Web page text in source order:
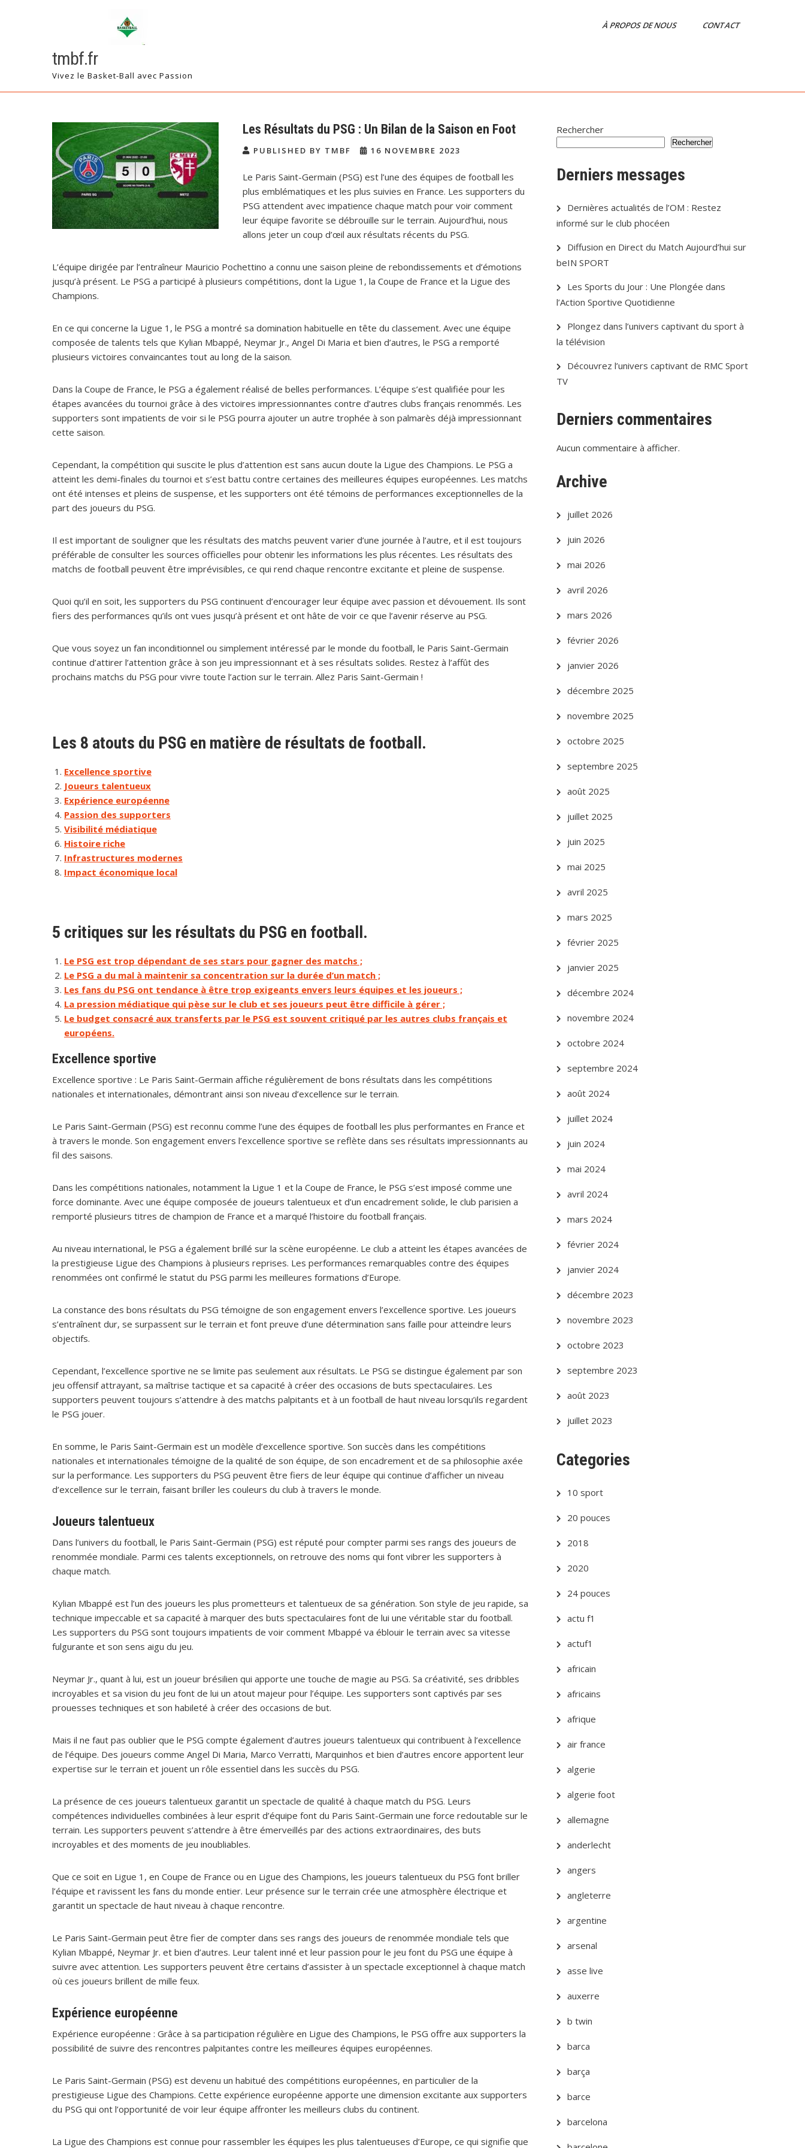
tmbf.fr
Vivez le Basket-Ball avec Passion
À PROPOS DE NOUS CONTACT
Les Résultats du PSG : Un Bilan de la Saison en Foot
PUBLISHED BY TMBF 16 NOVEMBRE 2023
Le Paris Saint-Germain (PSG) est l’une des équipes de football les
plus emblématiques et les plus suivies en France. Les supporters du
PSG attendent avec impatience chaque match pour voir comment
leur équipe favorite se débrouille sur le terrain. Aujourd’hui, nous
allons jeter un coup d’œil aux résultats récents du PSG.
L’équipe dirigée par l’entraîneur Mauricio Pochettino a connu une saison pleine de rebondissements et d’émotions
jusqu’à présent. Le PSG a participé à plusieurs compétitions, dont la Ligue 1, la Coupe de France et la Ligue des
Champions.
En ce qui concerne la Ligue 1, le PSG a montré sa domination habituelle en tête du classement. Avec une équipe
composée de talents tels que Kylian Mbappé, Neymar Jr., Angel Di Maria et bien d’autres, le PSG a remporté
plusieurs victoires convaincantes tout au long de la saison.
Dans la Coupe de France, le PSG a également réalisé de belles performances. L’équipe s’est qualifiée pour les
étapes avancées du tournoi grâce à des victoires impressionnantes contre d’autres clubs français renommés. Les
supporters sont impatients de voir si le PSG pourra ajouter un autre trophée à son palmarès déjà impressionnant
cette saison.
Cependant, la compétition qui suscite le plus d’attention est sans aucun doute la Ligue des Champions. Le PSG a
atteint les demi-finales du tournoi et s’est battu contre certaines des meilleures équipes européennes. Les matchs
ont été intenses et pleins de suspense, et les supporters ont été témoins de performances exceptionnelles de la
part des joueurs du PSG.
Il est important de souligner que les résultats des matchs peuvent varier d’une journée à l’autre, et il est toujours
préférable de consulter les sources officielles pour obtenir les informations les plus récentes. Les résultats des
matchs de football peuvent être imprévisibles, ce qui rend chaque rencontre excitante et pleine de suspense.
Quoi qu’il en soit, les supporters du PSG continuent d’encourager leur équipe avec passion et dévouement. Ils sont
fiers des performances qu’ils ont vues jusqu’à présent et ont hâte de voir ce que l’avenir réserve au PSG.
Que vous soyez un fan inconditionnel ou simplement intéressé par le monde du football, le Paris Saint-Germain
continue d’attirer l’attention grâce à son jeu impressionnant et à ses résultats solides. Restez à l’affût des
prochains matchs du PSG pour vivre toute l’action sur le terrain. Allez Paris Saint-Germain !
Les 8 atouts du PSG en matière de résultats de football.
Excellence sportive
Joueurs talentueux
Expérience européenne
Passion des supporters
Visibilité médiatique
Histoire riche
Infrastructures modernes
Impact économique local
5 critiques sur les résultats du PSG en football.
Le PSG est trop dépendant de ses stars pour gagner des matchs ;
Le PSG a du mal à maintenir sa concentration sur la durée d’un match ;
Les fans du PSG ont tendance à être trop exigeants envers leurs équipes et les joueurs ;
La pression médiatique qui pèse sur le club et ses joueurs peut être difficile à gérer ;
Le budget consacré aux transferts par le PSG est souvent critiqué par les autres clubs français et
européens.
Excellence sportive
Excellence sportive : Le Paris Saint-Germain affiche régulièrement de bons résultats dans les compétitions
nationales et internationales, démontrant ainsi son niveau d’excellence sur le terrain.
Le Paris Saint-Germain (PSG) est reconnu comme l’une des équipes de football les plus performantes en France et
à travers le monde. Son engagement envers l’excellence sportive se reflète dans ses résultats impressionnants au
fil des saisons.
Dans les compétitions nationales, notamment la Ligue 1 et la Coupe de France, le PSG s’est imposé comme une
force dominante. Avec une équipe composée de joueurs talentueux et d’un encadrement solide, le club parisien a
remporté plusieurs titres de champion de France et a marqué l’histoire du football français.
Au niveau international, le PSG a également brillé sur la scène européenne. Le club a atteint les étapes avancées de
la prestigieuse Ligue des Champions à plusieurs reprises. Les performances remarquables contre des équipes
renommées ont confirmé le statut du PSG parmi les meilleures formations d’Europe.
La constance des bons résultats du PSG témoigne de son engagement envers l’excellence sportive. Les joueurs
s’entraînent dur, se surpassent sur le terrain et font preuve d’une détermination sans faille pour atteindre leurs
objectifs.
Cependant, l’excellence sportive ne se limite pas seulement aux résultats. Le PSG se distingue également par son
jeu offensif attrayant, sa maîtrise tactique et sa capacité à créer des occasions de buts spectaculaires. Les
supporters peuvent toujours s’attendre à des matchs palpitants et à un football de haut niveau lorsqu’ils regardent
le PSG jouer.
En somme, le Paris Saint-Germain est un modèle d’excellence sportive. Son succès dans les compétitions
nationales et internationales témoigne de la qualité de son équipe, de son encadrement et de sa philosophie axée
sur la performance. Les supporters du PSG peuvent être fiers de leur équipe qui continue d’afficher un niveau
d’excellence sur le terrain, faisant briller les couleurs du club à travers le monde.
Joueurs talentueux
Dans l’univers du football, le Paris Saint-Germain (PSG) est réputé pour compter parmi ses rangs des joueurs de
renommée mondiale. Parmi ces talents exceptionnels, on retrouve des noms qui font vibrer les supporters à
chaque match.
Kylian Mbappé est l’un des joueurs les plus prometteurs et talentueux de sa génération. Son style de jeu rapide, sa
technique impeccable et sa capacité à marquer des buts spectaculaires font de lui une véritable star du football.
Les supporters du PSG sont toujours impatients de voir comment Mbappé va éblouir le terrain avec sa vitesse
fulgurante et son sens aigu du jeu.
Neymar Jr., quant à lui, est un joueur brésilien qui apporte une touche de magie au PSG. Sa créativité, ses dribbles
incroyables et sa vision du jeu font de lui un atout majeur pour l’équipe. Les supporters sont captivés par ses
prouesses techniques et son habileté à créer des occasions de but.
Mais il ne faut pas oublier que le PSG compte également d’autres joueurs talentueux qui contribuent à l’excellence
de l’équipe. Des joueurs comme Angel Di Maria, Marco Verratti, Marquinhos et bien d’autres encore apportent leur
expertise sur le terrain et jouent un rôle essentiel dans les succès du PSG.
La présence de ces joueurs talentueux garantit un spectacle de qualité à chaque match du PSG. Leurs
compétences individuelles combinées à leur esprit d’équipe font du Paris Saint-Germain une force redoutable sur le
terrain. Les supporters peuvent s’attendre à être émerveillés par des actions extraordinaires, des buts
incroyables et des moments de jeu inoubliables.
Que ce soit en Ligue 1, en Coupe de France ou en Ligue des Champions, les joueurs talentueux du PSG font briller
l’équipe et ravissent les fans du monde entier. Leur présence sur le terrain crée une atmosphère électrique et
garantit un spectacle de haut niveau à chaque rencontre.
Le Paris Saint-Germain peut être fier de compter dans ses rangs des joueurs de renommée mondiale tels que
Kylian Mbappé, Neymar Jr. et bien d’autres. Leur talent inné et leur passion pour le jeu font du PSG une équipe à
suivre avec attention. Les supporters peuvent être certains d’assister à un spectacle exceptionnel à chaque match
où ces joueurs brillent de mille feux.
Expérience européenne
Expérience européenne : Grâce à sa participation régulière en Ligue des Champions, le PSG offre aux supporters la
possibilité de suivre des rencontres palpitantes contre les meilleures équipes européennes.
Le Paris Saint-Germain (PSG) est devenu un habitué des compétitions européennes, en particulier de la
prestigieuse Ligue des Champions. Cette expérience européenne apporte une dimension excitante aux supporters
du PSG qui ont l’opportunité de voir leur équipe affronter les meilleurs clubs du continent.
La Ligue des Champions est connue pour rassembler les équipes les plus talentueuses d’Europe, ce qui signifie que
Rechercher
Rechercher
Derniers messages
Dernières actualités de l’OM : Restez
informé sur le club phocéen
Diffusion en Direct du Match Aujourd’hui sur
beIN SPORT
Les Sports du Jour : Une Plongée dans
l’Action Sportive Quotidienne
Plongez dans l’univers captivant du sport à
la télévision
Découvrez l’univers captivant de RMC Sport
TV
Derniers commentaires
Aucun commentaire à afficher.
Archive
juillet 2026
juin 2026
mai 2026
avril 2026
mars 2026
février 2026
janvier 2026
décembre 2025
novembre 2025
octobre 2025
septembre 2025
août 2025
juillet 2025
juin 2025
mai 2025
avril 2025
mars 2025
février 2025
janvier 2025
décembre 2024
novembre 2024
octobre 2024
septembre 2024
août 2024
juillet 2024
juin 2024
mai 2024
avril 2024
mars 2024
février 2024
janvier 2024
décembre 2023
novembre 2023
octobre 2023
septembre 2023
août 2023
juillet 2023
Categories
10 sport
20 pouces
2018
2020
24 pouces
actu f1
actuf1
africain
africains
afrique
air france
algerie
algerie foot
allemagne
anderlecht
angers
angleterre
argentine
arsenal
asse live
auxerre
b twin
barca
barça
barce
barcelona